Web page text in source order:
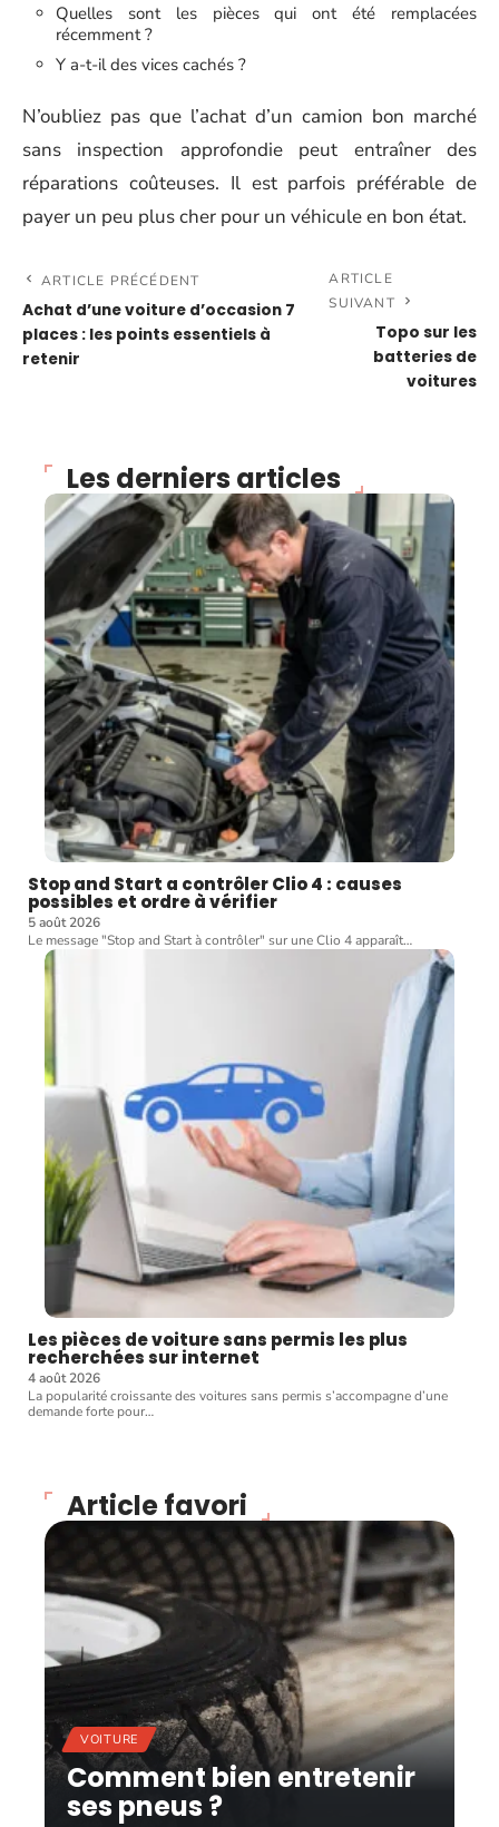
Quelles sont les pièces qui ont été remplacées
récemment ?
Y a-t-il des vices cachés ?
N’oubliez pas que l’achat d’un camion bon marché
sans inspection approfondie peut entraîner des
réparations coûteuses. Il est parfois préférable de
payer un peu plus cher pour un véhicule en bon état.
ARTICLE PRÉCÉDENT
Achat d’une voiture d’occasion 7
places : les points essentiels à
retenir
ARTICLE
SUIVANT
Topo sur les
batteries de
voitures
Les derniers articles
Stop and Start a contrôler Clio 4 : causes
possibles et ordre à vérifier
5 août 2026
Le message "Stop and Start à contrôler" sur une Clio 4 apparaît…
Les pièces de voiture sans permis les plus
recherchées sur internet
4 août 2026
La popularité croissante des voitures sans permis s’accompagne d’une
demande forte pour…
Article favori
VOITURE
Comment bien entretenir
ses pneus ?